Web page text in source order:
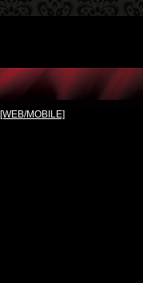
[WEB/MOBILE]